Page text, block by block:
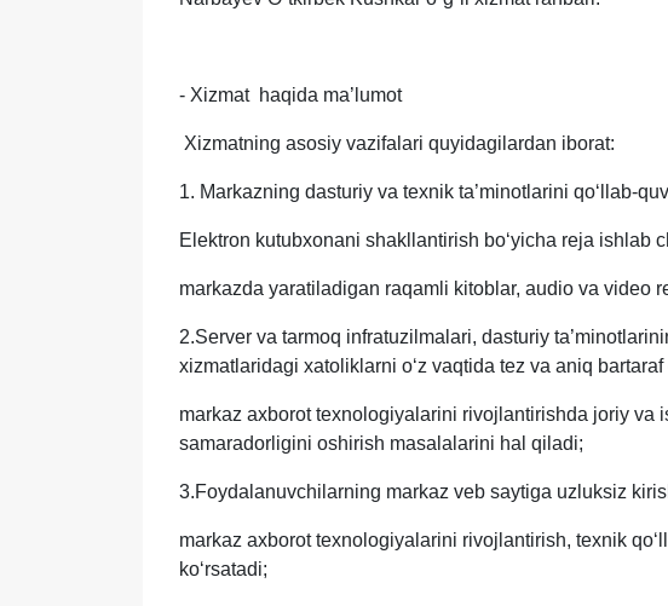
- Xizmat haqida ma’lumot
Xizmatning asosiy vazifalari quyidagilardan iborat:
1. Markazning dasturiy va texnik ta’minotlarini qo‘llab-
Elektron kutubxonani shakllantirish bo‘yicha reja ishlab
markazda yaratiladigan raqamli kitoblar, audio va video
2.Server va tarmoq infratuzilmalari, dasturiy
xizmatlaridagi xatoliklarni o‘z vaqtida tez va aniq bartaraf
markaz axborot texnologiyalarini rivojlantirishda joriy
samaradorligini oshirish masalalarini hal qiladi;
3.Foydalanuvchilarning markaz veb saytiga uzluksiz
markaz axborot texnologiyalarini rivojlantirish, texnik
ko‘rsatadi;